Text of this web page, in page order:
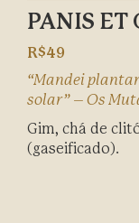
PANIS ET
R$49
“Mandei
solar” – Os
Gim, chá de
(gaseificado).